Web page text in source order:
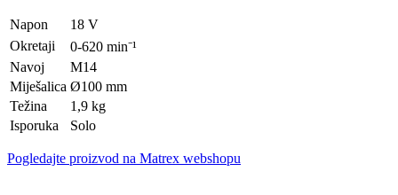
Napon
18 V
Okretaji
0-620 min⁻¹
Navoj
M14
Miješalica Ø100 mm
Težina
1,9 kg
Isporuka
Solo
Pogledajte proizvod na Matrex webshopu